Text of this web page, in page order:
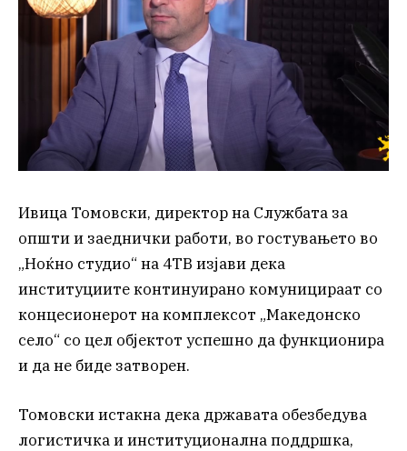
Ивица Томовски, директор на Службата за
општи и заеднички работи, во гостувањето во
„Ноќно студио“ на 4ТВ изјави дека
институциите континуирано комуницираат со
концесионерот на комплексот „Македонско
село“ со цел објектот успешно да функционира
и да не биде затворен.
Томовски истакна дека државата обезбедува
логистичка и институционална поддршка,